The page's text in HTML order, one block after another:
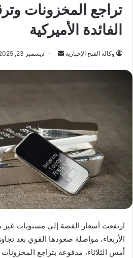
تراجع المخزونات
الفائدة الأميركية
وكالة الفتح الإخبارية
أرسل ديسمبر 23, 2025
ارتفعت أسعار الفضة إلى مستويات غير
أمس الثلاثاء، مدفوعة بتراجع